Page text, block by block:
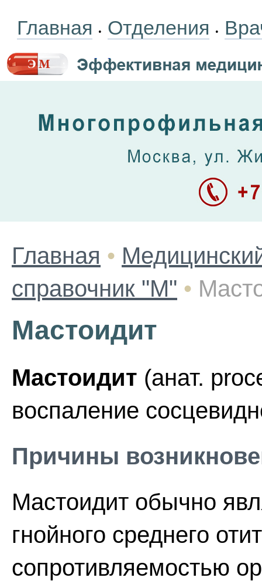
Главная • Отделения •
Главная •
справочник "М" •
Мастоидит
Мастоидит (анат.
воспаление
Причины
Мастоидит обычно
гнойного среднего
сопротивляемостью